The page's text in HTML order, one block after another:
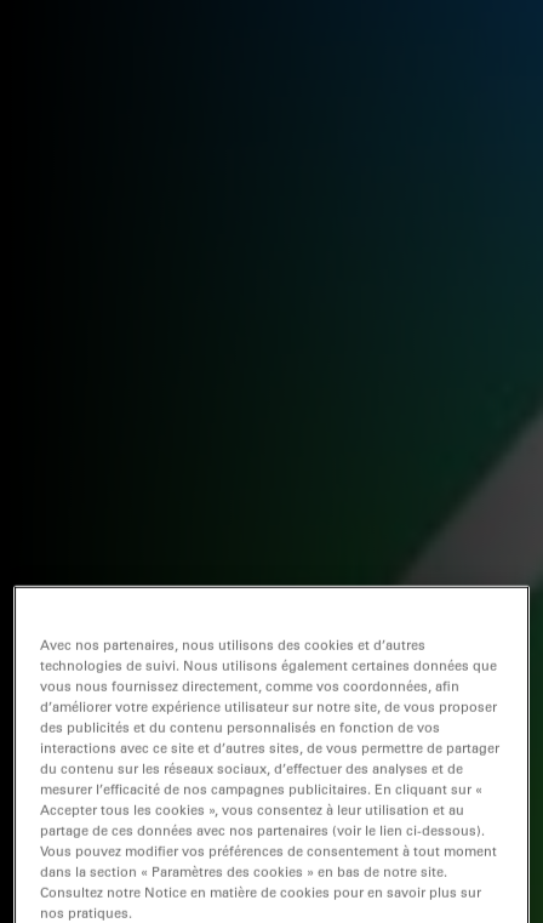
Avec nos partenaires, nous utilisons des cookies et d’autres
technologies de suivi. Nous utilisons également certaines données que
vous nous fournissez directement, comme vos coordonnées, afin
d’améliorer votre expérience utilisateur sur notre site, de vous proposer
des publicités et du contenu personnalisés en fonction de vos
interactions avec ce site et d’autres sites, de vous permettre de partager
du contenu sur les réseaux sociaux, d’effectuer des analyses et de
mesurer l’efficacité de nos campagnes publicitaires. En cliquant sur «
Accepter tous les cookies », vous consentez à leur utilisation et au
partage de ces données avec nos partenaires (voir le lien ci-dessous).
Vous pouvez modifier vos préférences de consentement à tout moment
dans la section « Paramètres des cookies » en bas de notre site.
Consultez notre Notice en matière de cookies pour en savoir plus sur
nos pratiques.